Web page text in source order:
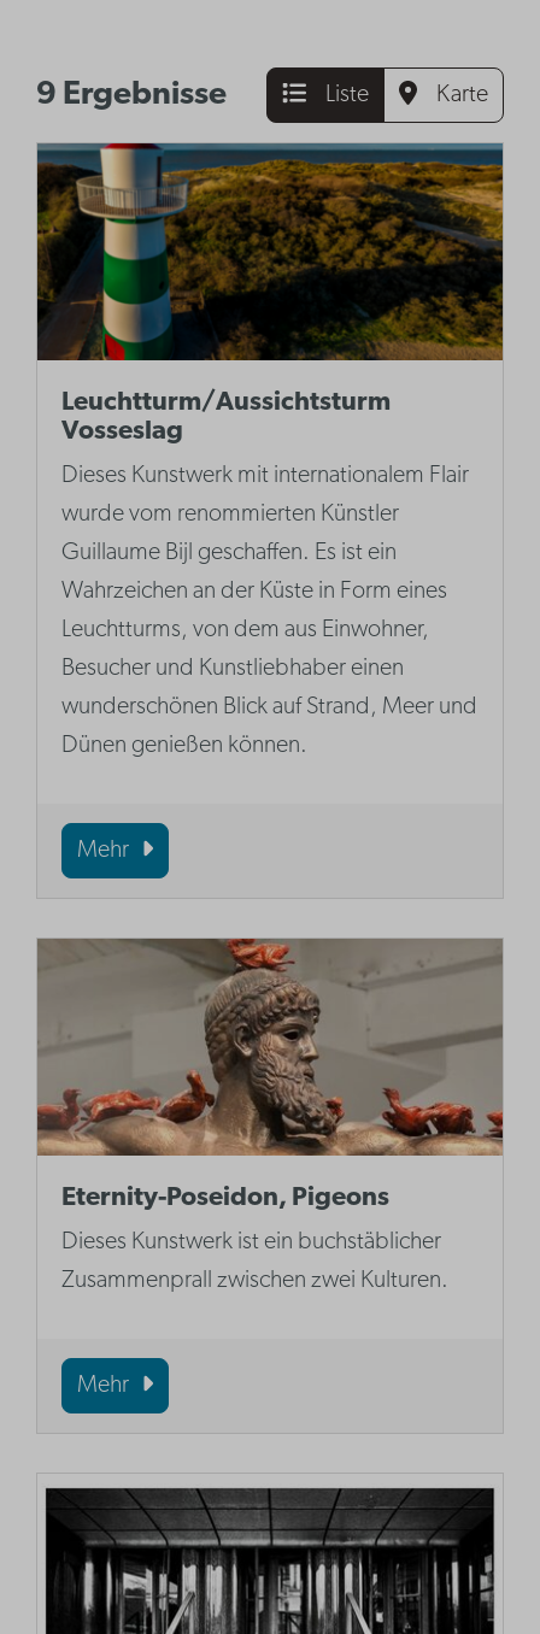
9 Ergebnisse Liste Karte
Leuchtturm/Aussichtsturm
Vosseslag
Dieses Kunstwerk mit internationalem Flair
wurde vom renommierten Künstler
Guillaume Bijl geschaffen. Es ist ein
Wahrzeichen an der Küste in Form eines
Leuchtturms, von dem aus Einwohner,
Besucher und Kunstliebhaber einen
wunderschönen Blick auf Strand, Meer und
Dünen genießen können.
Mehr
Eternity-Poseidon, Pigeons
Dieses Kunstwerk ist ein buchstäblicher
Zusammenprall zwischen zwei Kulturen.
Mehr